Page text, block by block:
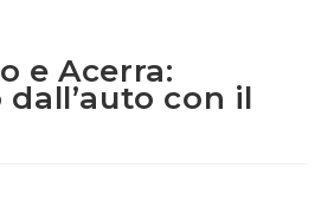
e Acerra:
dall’auto con il